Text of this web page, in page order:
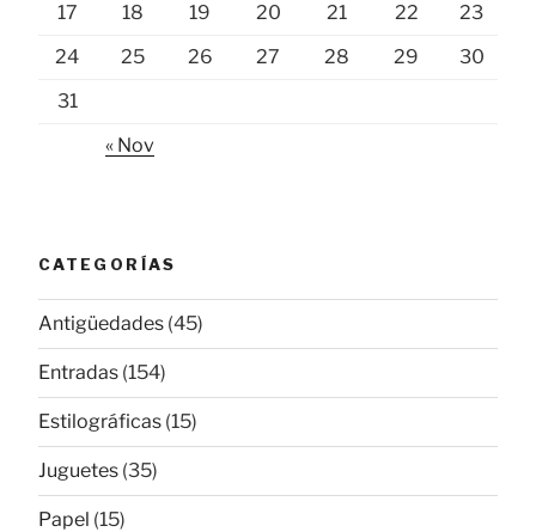
17
18 19 20 21 22
23
24
25 26 27 28 29
30
31
« Nov
CATEGORÍAS
Antigüedades (45)
Entradas (154)
Estilográficas (15)
Juguetes (35)
Papel (15)